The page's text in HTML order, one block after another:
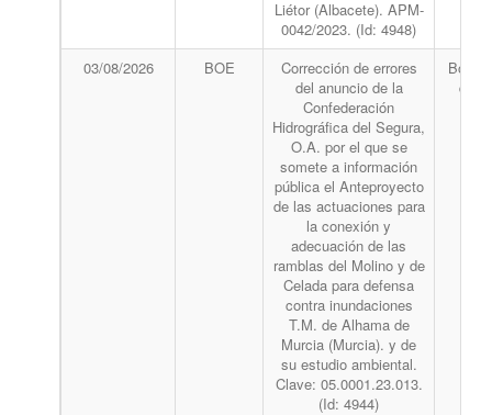
Liétor (Albacete). APM-
0042/2023. (Id: 4948)
03/08/2026 BOE
Corrección de errores
del anuncio de la
Confederación
Hidrográfica del Segura,
O.A. por el que se
somete a información
pública el Anteproyecto
de las actuaciones para
la conexión y
adecuación de las
ramblas del Molino y de
Celada para defensa
contra inundaciones
T.M. de Alhama de
Murcia (Murcia). y de
su estudio ambiental.
Clave: 05.0001.23.013.
(Id: 4944)
del